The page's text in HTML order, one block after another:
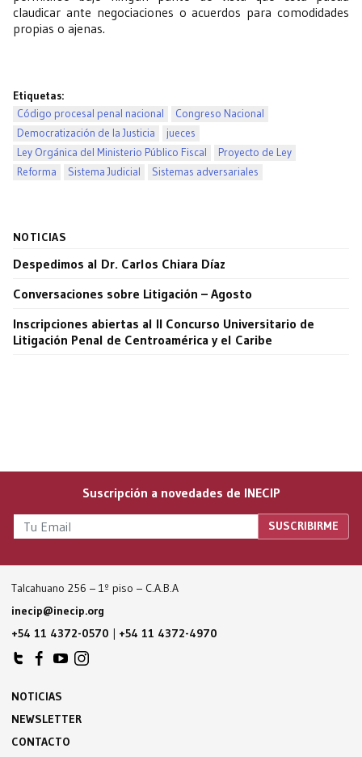
claudicar ante negociaciones o acuerdos para comodidades
propias o ajenas.
Etiquetas:
Código procesal penal nacional
Congreso Nacional
Democratización de la Justicia
jueces
Ley Orgánica del Ministerio Público Fiscal
Proyecto de Ley
Reforma
Sistema Judicial Sistemas adversariales
NOTICIAS
Despedimos al Dr. Carlos Chiara Díaz
Conversaciones sobre Litigación – Agosto
Inscripciones abiertas al II Concurso Universitario de
Litigación Penal de Centroamérica y el Caribe
Suscripción a novedades de INECIP
Talcahuano 256 – 1º piso – C.A.B.A
inecip@inecip.org
+54 11 4372-0570 | +54 11 4372-4970
NOTICIAS
NEWSLETTER
CONTACTO